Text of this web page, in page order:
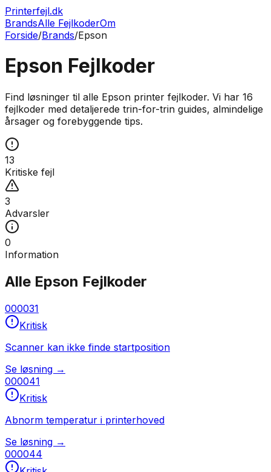
Printerfejl.dk
BrandsAlle FejlkoderOm
Forside/Brands/Epson
Epson Fejlkoder
Find løsninger til alle Epson printer fejlkoder. Vi har 16
fejlkoder med detaljerede trin-for-trin guides, almindelige
årsager og forebyggende tips.
13
Kritiske fejl
3
Advarsler
0
Information
Alle Epson Fejlkoder
000031
Kritisk
Scanner kan ikke finde startposition
Se løsning →
000041
Kritisk
Abnorm temperatur i printerhoved
Se løsning →
000044